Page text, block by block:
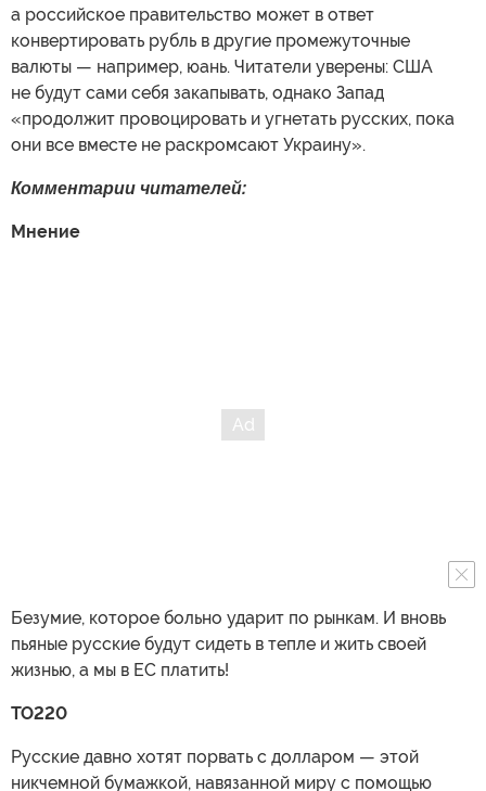
а российское правительство может в ответ
конвертировать рубль в другие промежуточные
валюты — например, юань. Читатели уверены: США
не будут сами себя закапывать, однако Запад
«продолжит провоцировать и угнетать русских, пока
они все вместе не раскромсают Украину».
Комментарии читателей:
Мнение
Безумие, которое больно ударит по рынкам. И вновь
пьяные русские будут сидеть в тепле и жить своей
жизнью, а мы в ЕС платить!
TO220
Русские давно хотят порвать с долларом — этой
никчемной бумажкой, навязанной миру с помощью